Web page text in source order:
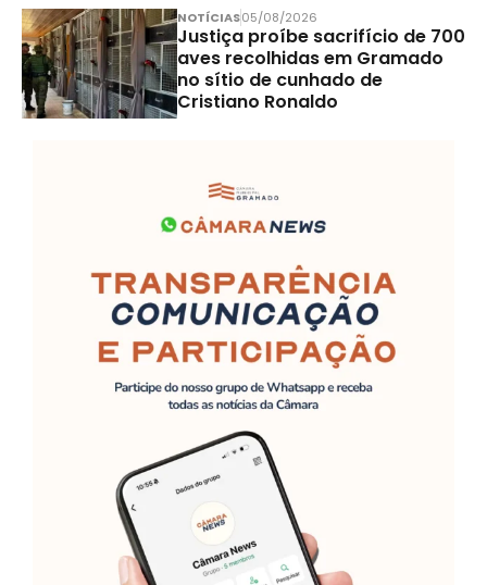
NOTÍCIAS05/08/2026
Justiça proíbe sacrifício de 700
aves recolhidas em Gramado
no sítio de cunhado de
Cristiano Ronaldo